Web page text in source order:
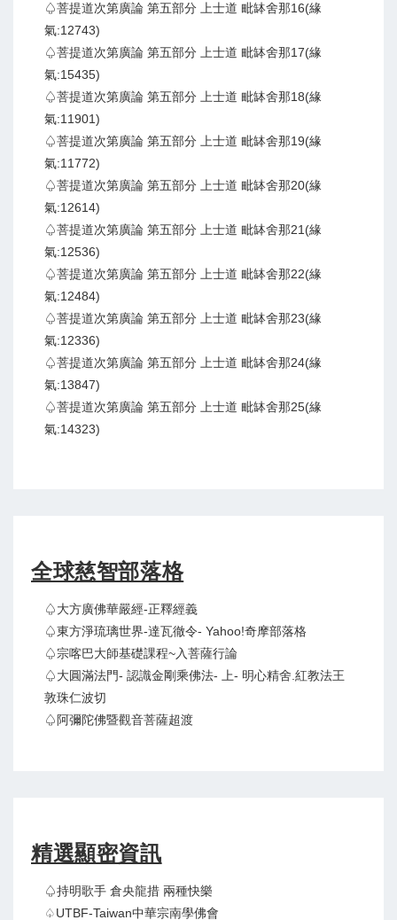
♤菩提道次第廣論 第五部分 上士道 毗缽舍那16(緣
氣:12743)
♤菩提道次第廣論 第五部分 上士道 毗缽舍那17(緣
氣:15435)
♤菩提道次第廣論 第五部分 上士道 毗缽舍那18(緣
氣:11901)
♤菩提道次第廣論 第五部分 上士道 毗缽舍那19(緣
氣:11772)
♤菩提道次第廣論 第五部分 上士道 毗缽舍那20(緣
氣:12614)
♤菩提道次第廣論 第五部分 上士道 毗缽舍那21(緣
氣:12536)
♤菩提道次第廣論 第五部分 上士道 毗缽舍那22(緣
氣:12484)
♤菩提道次第廣論 第五部分 上士道 毗缽舍那23(緣
氣:12336)
♤菩提道次第廣論 第五部分 上士道 毗缽舍那24(緣
氣:13847)
♤菩提道次第廣論 第五部分 上士道 毗缽舍那25(緣
氣:14323)
全球慈智部落格
♤大方廣佛華嚴經-正釋經義
♤東方淨琉璃世界-達瓦徹令- Yahoo!奇摩部落格
♤宗喀巴大師基礎課程~入菩薩行論
♤大圓滿法門- 認識金剛乘佛法- 上- 明心精舍.紅教法王
敦珠仁波切
♤阿彌陀佛暨觀音菩薩超渡
精選顯密資訊
♤持明歌手 倉央龍措 兩種快樂
♤UTBF-Taiwan中華宗南學佛會